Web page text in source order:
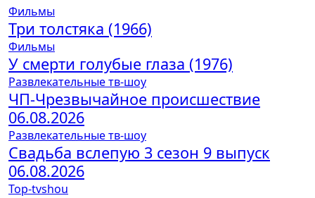
Фильмы
Три толстяка (1966)
Фильмы
У смерти голубые глаза (1976)
Развлекательные тв-шоу
ЧП-Чрезвычайное происшествие
06.08.2026
Развлекательные тв-шоу
Свадьба вслепую 3 сезон 9 выпуск
06.08.2026
Top-tvshou